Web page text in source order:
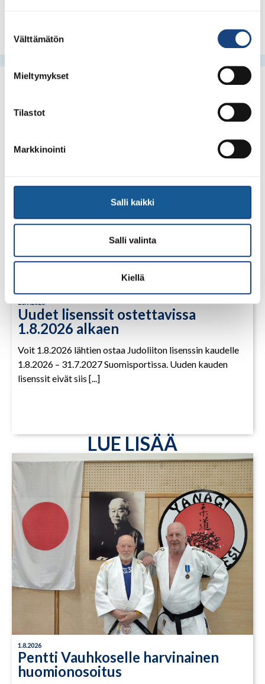
valinta
Välttämätön
Mieltymykset
Tilastot
Markkinointi
Salli kaikki
Salli valinta
Kiellä
28.7.2026
Uudet lisenssit ostettavissa
1.8.2026 alkaen
Voit 1.8.2026 lähtien ostaa Judoliiton lisenssin kaudelle
1.8.2026 – 31.7.2027 Suomisportissa. Uuden kauden
lisenssit eivät siis [...]
LUE LISÄÄ
1.8.2026
Pentti Vauhkoselle harvinainen
huomionosoitus